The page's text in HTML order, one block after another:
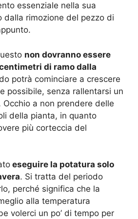
essenziale nella sua
dalla rimozione del pezzo di
non dovranno essere
di ramo dalla
potrà cominciare a crescere
possibile, senza rallentarsi un
Occhio a non prendere delle
della pianta, in quanto
più corteccia del
eseguire la potatura solo
. Si tratta del periodo
perché significa che la
alla temperatura
volerci un po’ di tempo per